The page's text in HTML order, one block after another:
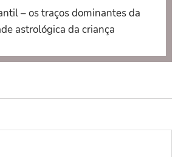
– os traços dominantes da
astrológica da criança